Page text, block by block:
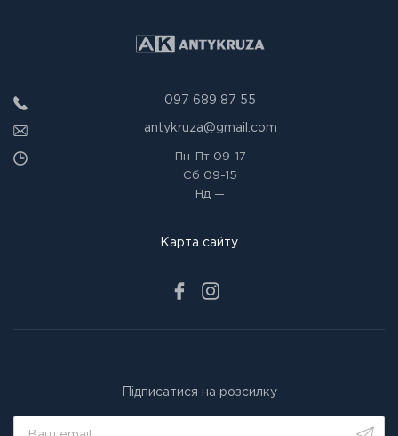
097 689 87 55
antykruza@gmail.com
Пн-Пт09-17
Сб 09-15
Нд —
Карта сайту
Підписатися на розсилку